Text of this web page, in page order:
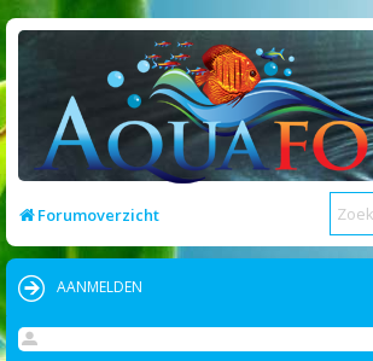
Forumoverzicht
AANMELDEN